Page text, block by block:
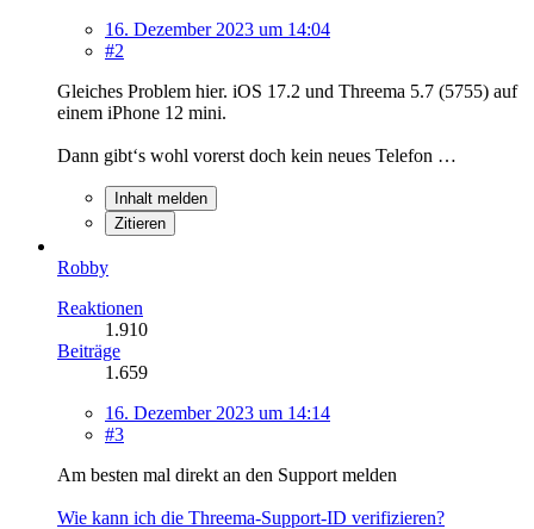
16. Dezember 2023 um 14:04
#2
Gleiches Problem hier. iOS 17.2 und Threema 5.7 (5755) auf
einem iPhone 12 mini.
Dann gibt‘s wohl vorerst doch kein neues Telefon …
Inhalt melden
Zitieren
Robby
Reaktionen
1.910
Beiträge
1.659
16. Dezember 2023 um 14:14
#3
Am besten mal direkt an den Support melden
Wie kann ich die Threema-Support-ID verifizieren?